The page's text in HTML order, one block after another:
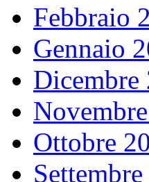
Febbraio
Gennaio
Dicembre
Ottobre